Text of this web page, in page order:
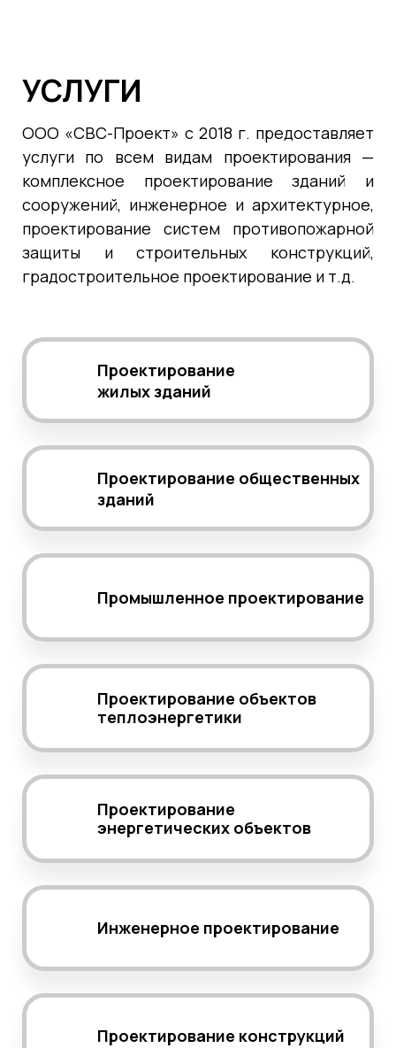
УСЛУГИ
ООО «СВС-Проект» с 2018 г. предоставляет
услуги по всем видам проектирования —
комплексное проектирование зданий и
сооружений, инженерное и архитектурное,
проектирование систем противопожарной
защиты и строительных конструкций,
градостроительное проектирование и т.д.
Проектирование
жилых зданий
Проектирование общественных
зданий
Промышленное проектирование
Проектирование объектов
теплоэнергетики
Проектирование
энергетических объектов
Инженерное проектирование
Проектирование конструкций